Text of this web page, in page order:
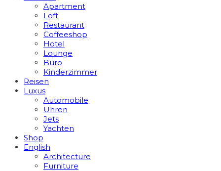
Apart­ment
Loft
Restaurant
Coffeeshop
Hotel
Lounge
Büro
Kinderzimmer
Reisen
Luxus
Automobile
Uhren
Jets
Yachten
Shop
English
Architecture
Furniture